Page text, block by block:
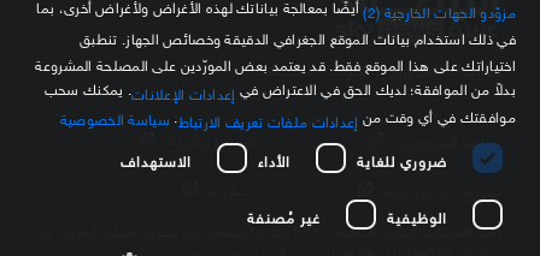
مصدرك الموثوق للمعلومة الاقتصادية
سياسة الخصوصية الشروط والأحكام
كافة العلامات التجارية الخاصة بـ SKY وكل ما تتضمنه من حقوق الملكية الفكرية هي
مزوّدو الجهات الخارجية (2)
في ذلك استخدام بيانات الموقع الجغرافي الدقيقة وخصائص الجهاز. تنطبق
اختياراتك على هذا الموقع فقط. قد يعتمد بعض المورّدين على المصلحة المشروعة
بدلاً من الموافقة؛ لديك الحق في الاعتراض في إعدادات الإعلانات . يمكنك سحب
موافقتك في أي وقت من إعدادات ملفات تعريف الارتباط سياسة الخصوصية
ضروري للغاية
الأداء الاستهداف
الوظيفية غير مُصنفة